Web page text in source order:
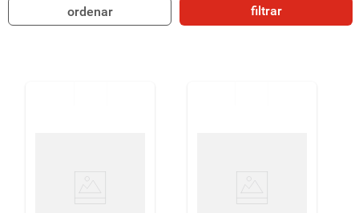
ordenar filtrar
vinhos